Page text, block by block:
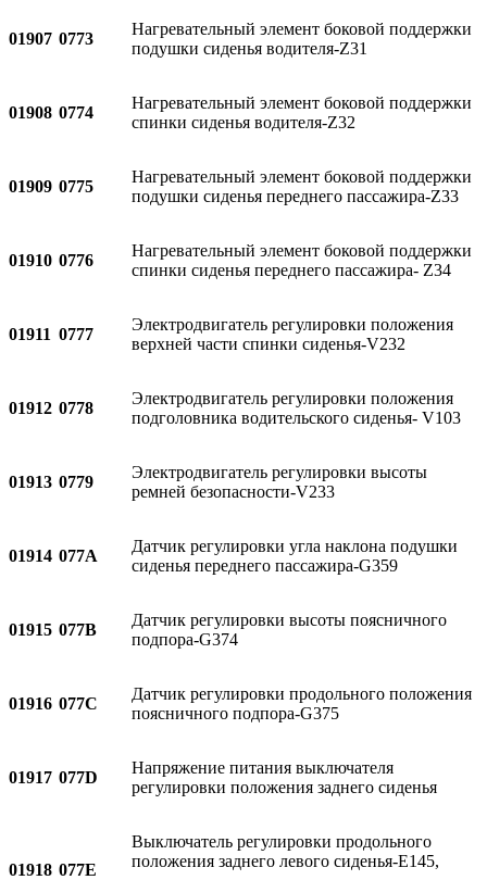
01907 0773
Нагревательный элемент боковой поддержки
подушки сиденья водителя-Z31
01908 0774
Нагревательный элемент боковой поддержки
спинки сиденья водителя-Z32
01909 0775
Нагревательный элемент боковой поддержки
подушки сиденья переднего пассажира-Z33
01910 0776
Нагревательный элемент боковой поддержки
спинки сиденья переднего пассажира- Z34
01911 0777
Электродвигатель регулировки положения
верхней части спинки сиденья-V232
01912 0778
Электродвигатель регулировки положения
подголовника водительского сиденья- V103
01913 0779
Электродвигатель регулировки высоты
ремней безопасности-V233
01914 077A
Датчик регулировки угла наклона подушки
сиденья переднего пассажира-G359
01915 077B
Датчик регулировки высоты поясничного
подпора-G374
01916 077C
Датчик регулировки продольного положения
поясничного подпора-G375
01917 077D
Напряжение питания выключателя
регулировки положения заднего сиденья
01918 077E
Выключатель регулировки продольного
положения заднего левого сиденья-E145,